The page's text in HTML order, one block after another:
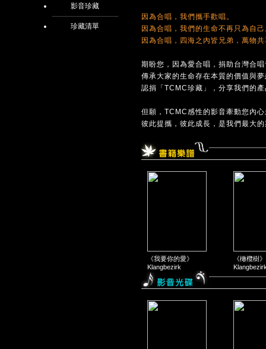
影音珍藏
珍藏清單
因為合唱，我們攜手歡唱。
因為合唱，我們的生命不再只為自
因為合唱，四海之內皆兄弟，萬物
期盼您，因為愛合唱，捐助台灣合
傳承大家的生命存在本質的價值與
認捐「TCMC珍藏」，分享我們的
但願，TCMC感性的影音牽動您內
彼此提攜，彼此成長，是我們最
《我要你的愛》
Klangbezirk
《橄欖樹》